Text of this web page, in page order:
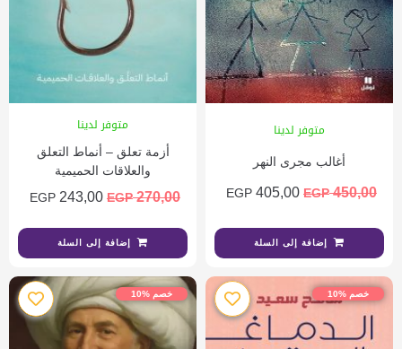
متوفر لدينا
أغالب مجرى النهر
450,00
EGP
405,00
EGP
إضافة إلى السلة
متوفر لدينا
أزمة تعلق – أنماط التعلق
والعلاقات الحميمية
270,00
EGP
243,00
EGP
إضافة إلى السلة
خصم %10 خصم %10